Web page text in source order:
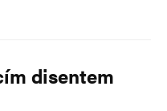
disentem